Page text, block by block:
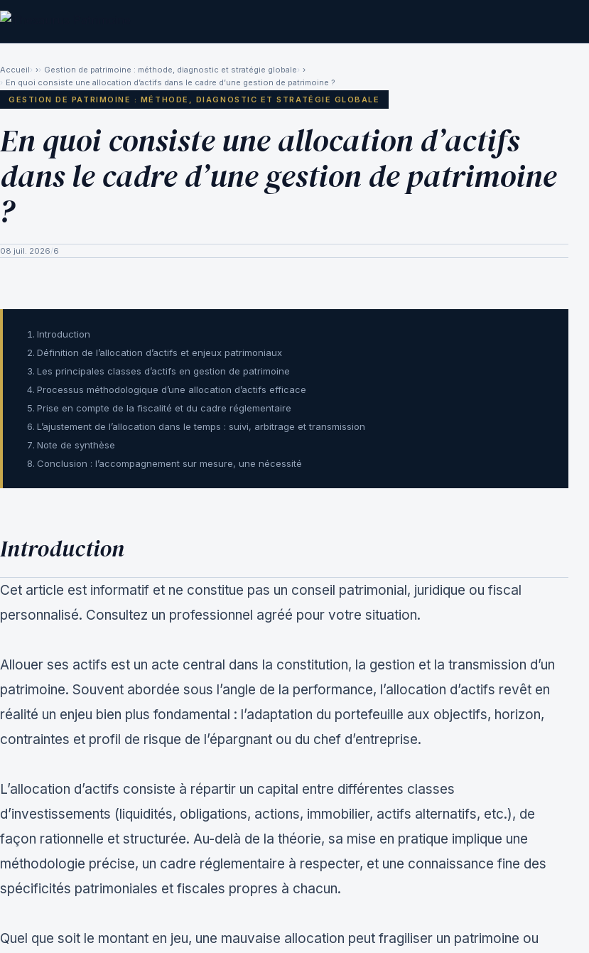
Accueil › Gestion de patrimoine : méthode, diagnostic et stratégie globale
›
En quoi consiste une allocation d’actifs dans le cadre d’une gestion de patrimoine ?
GESTION DE PATRIMOINE : MÉTHODE, DIAGNOSTIC ET STRATÉGIE GLOBALE
En quoi consiste une allocation d’actifs
dans le cadre d’une gestion de patrimoine
?
08 juil. 2026/6
Introduction
Définition de l’allocation d’actifs et enjeux patrimoniaux
Les principales classes d’actifs en gestion de patrimoine
Processus méthodologique d’une allocation d’actifs efficace
Prise en compte de la fiscalité et du cadre réglementaire
L’ajustement de l’allocation dans le temps : suivi, arbitrage et transmission
Note de synthèse
Conclusion : l’accompagnement sur mesure, une nécessité
Introduction
Cet article est informatif et ne constitue pas un conseil patrimonial, juridique ou fiscal
personnalisé. Consultez un professionnel agréé pour votre situation.
Allouer ses actifs est un acte central dans la constitution, la gestion et la transmission d’un
patrimoine. Souvent abordée sous l’angle de la performance, l’allocation d’actifs revêt en
réalité un enjeu bien plus fondamental : l’adaptation du portefeuille aux objectifs, horizon,
contraintes et profil de risque de l’épargnant ou du chef d’entreprise.
L’allocation d’actifs consiste à répartir un capital entre différentes classes
d’investissements (liquidités, obligations, actions, immobilier, actifs alternatifs, etc.), de
façon rationnelle et structurée. Au-delà de la théorie, sa mise en pratique implique une
méthodologie précise, un cadre réglementaire à respecter, et une connaissance fine des
spécificités patrimoniales et fiscales propres à chacun.
Quel que soit le montant en jeu, une mauvaise allocation peut fragiliser un patrimoine ou